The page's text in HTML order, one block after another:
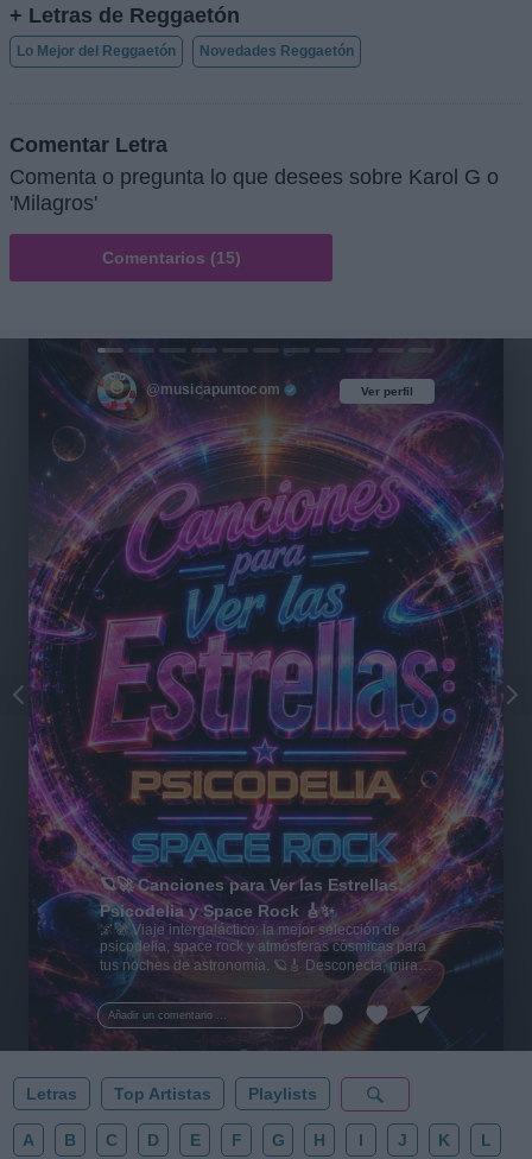
+ Letras de Reggaetón
Lo Mejor del Reggaetón Novedades Reggaetón
Comentar Letra
Comenta o pregunta lo que desees sobre Karol G o
'Milagros'
Comentarios (15)
Ver perfil
@musicapuntocom Ver perfil
Añadir un comentario ...
🪐🚀 Canciones para Ver las Estrellas:
Psicodelia y Space Rock 🎸✨
🌌🚀 Viaje intergaláctico: la mejor selección de
psicodelia, space rock y atmósferas cósmicas para
tus noches de astronomía. 🪐🎸 Desconecta, mira
al firmamento y siente la gravedad cero. 💾 ¡Guarda
esta colección para tu próxima noche estrellada!
✨⭐
Letras Top Artistas Playlists
A B C D E F G H I J K L